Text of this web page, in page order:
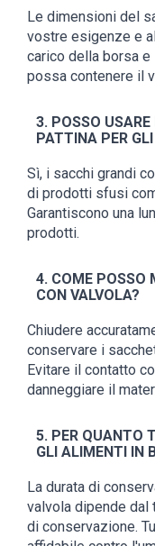
Le dimensioni del
vostre esigenze e
carico della borsa
possa contenere il
3. POSSO
PATTINA PER
Sì, i sacchi grandi
di prodotti sfusi
Garantiscono una
prodotti.
4. COME POSSO
CON VALVOLA?
Chiudere
conservare i
Evitare il contatto
danneggiare il
5. PER QUANTO
GLI ALIMENTI IN
La durata di
valvola dipende
di conservazione.